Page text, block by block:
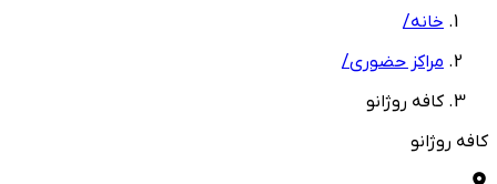
خانه/
مراکز حضوری/
کافه روژانو
کافه روژانو